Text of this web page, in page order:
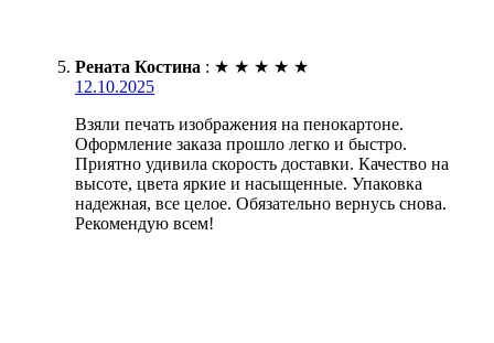
Рената Костина : ★ ★ ★ ★ ★
12.10.2025
Взяли печать изображения на пенокартоне.
Оформление заказа прошло легко и быстро.
Приятно удивила скорость доставки. Качество на
высоте, цвета яркие и насыщенные. Упаковка
надежная, все целое. Обязательно вернусь снова.
Рекомендую всем!